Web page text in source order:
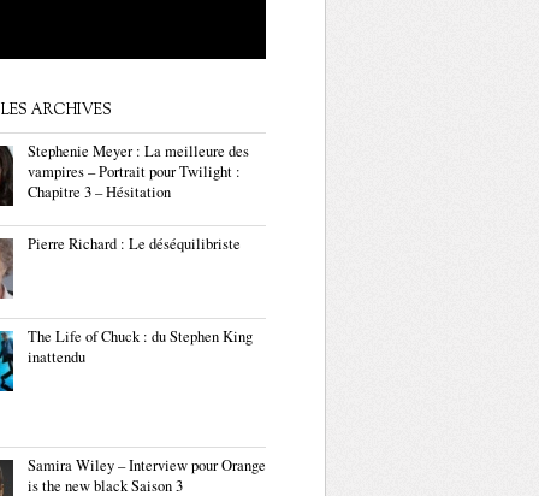
ARCHIVES
Stephenie Meyer : La meilleure des
vampires – Portrait pour Twilight :
Chapitre 3 – Hésitation
Pierre Richard : Le déséquilibriste
The Life of Chuck : du Stephen King
inattendu
Samira Wiley – Interview pour Orange
is the new black Saison 3